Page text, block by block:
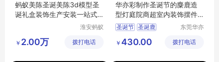
蚂蚁美陈圣诞美陈3d模型圣
诞礼盒装饰生产安装一站式
淮安蚂蚁
制作有限
￥ 2.00万 拨打电话
华亦彩制作圣诞节的麋鹿造
型灯庭院商超室内装饰摆件
折叠鹿子灯饰
圣诞节 圣诞鹿
圣诞灯饰
东莞华亦
艺有限公
￥ 430.00 拨打电话